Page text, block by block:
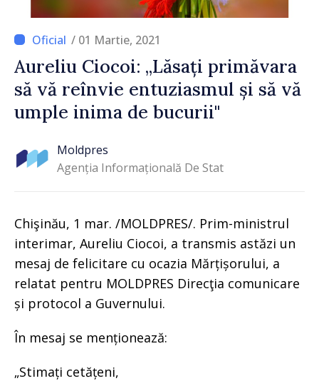
/ 01 Martie, 2021
Aureliu Ciocoi: „Lăsați primăvara
să vă reînvie entuziasmul și să vă
umple inima de bucurii"
Moldpres
Agenția Informațională De Stat
Chişinău, 1 mar. /MOLDPRES/. Prim-ministrul
interimar, Aureliu Ciocoi, a transmis astăzi un
mesaj de felicitare cu ocazia Mărțișorului, a
relatat pentru MOLDPRES Direcţia comunicare
și protocol a Guvernului.
În mesaj se menționează:
„Stimați cetățeni,